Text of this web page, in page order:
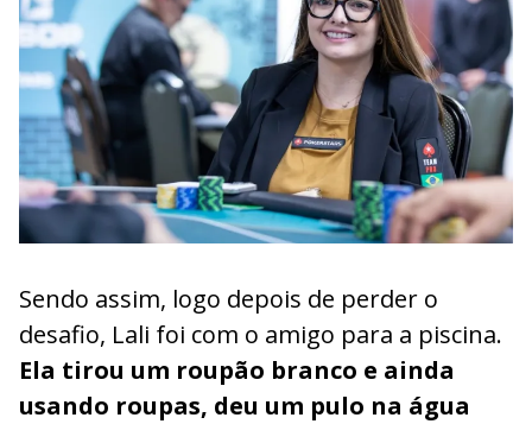
Sendo assim, logo depois de perder o
desafio, Lali foi com o amigo para a piscina.
Ela tirou um roupão branco e ainda
usando roupas, deu um pulo na água